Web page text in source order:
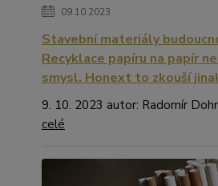
09.10.2023
Stavební materiály
Recyklace papíru na papír
smysl. Honext to zkouší
9. 10. 2023 autor: Radomír
celé